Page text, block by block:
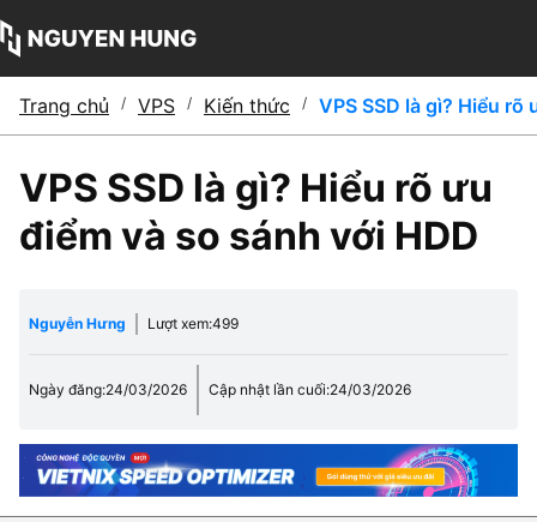
Trang chủ / VPS / Kiến thức / VPS SSD là gì? Hiểu
VPS SSD là gì? Hiểu rõ ưu
điểm và so sánh với HDD
Nguyễn Hưng Lượt xem:499
Ngày đăng:24/03/2026 Cập nhật lần cuối:24/03/2026